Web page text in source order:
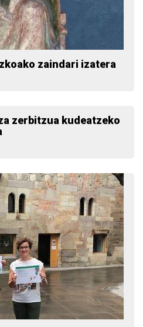
zaindari izatera
zerbitzua kudeatzeko